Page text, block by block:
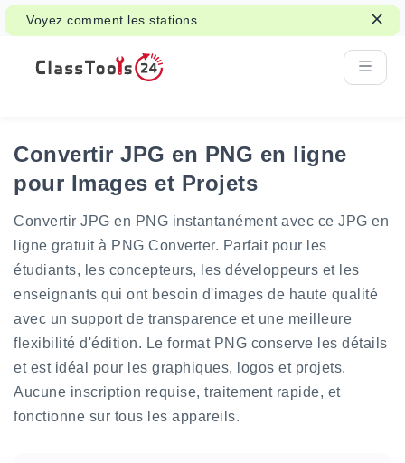
Voyez comment les stations
d'apprentissage interactives peuvent
soutenir les activités de classe et la
révision.
Convertir JPG en PNG en ligne
pour Images et Projets
Convertir JPG en PNG instantanément avec ce JPG en
ligne gratuit à PNG Converter. Parfait pour les
étudiants, les concepteurs, les développeurs et les
enseignants qui ont besoin d'images de haute qualité
avec un support de transparence et une meilleure
flexibilité d'édition. Le format PNG conserve les détails
et est idéal pour les graphiques, logos et projets.
Aucune inscription requise, traitement rapide, et
fonctionne sur tous les appareils.